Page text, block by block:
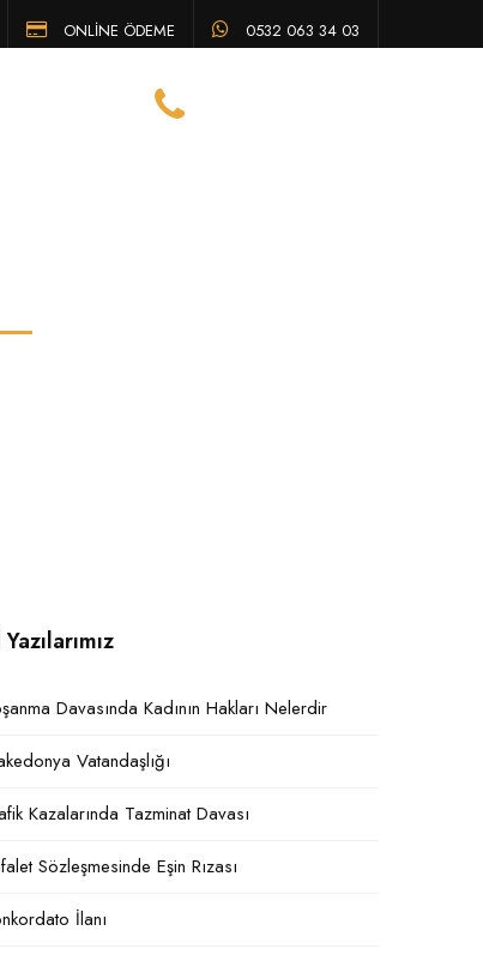
ONLİNE ÖDEME 0532 063 34 03
Yazılarımız
Davasında Kadının Hakları Nelerdir
Vatandaşlığı
Kazalarında Tazminat Davası
Sözleşmesinde Eşin Rızası
İlanı